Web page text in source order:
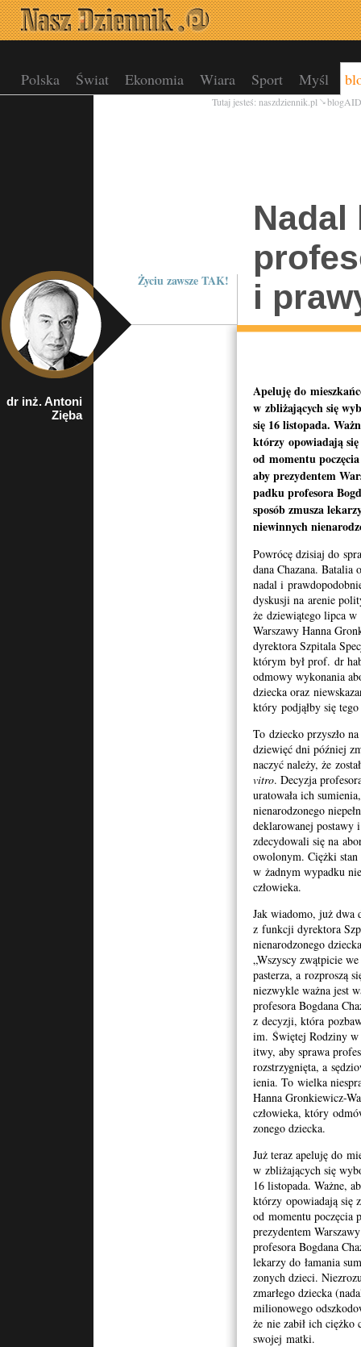
Polska Świat Ekonomia Wiara Sport Myśl
Tutaj jesteś: naszdziennik.pl blogAID
Życiu zawsze TAK!
i
dr inż. Antoni
Zięba
Apeluję do
w zbliża­ją­cych się
się 16 listopada.
którzy opowiadają się
od momentu
aby prezy­den­tem
padku pro­fe­sora
sposób zmusza
niewin­nych
Powrócę dzisiaj do
dana Chaz­ana.
nadal i
dyskusji na are­nie
że dziewiątego lipca w
Warszawy Hanna
dyrek­tora Szpi­tala
którym był prof. dr
odmowy wyko­na­nia
dziecka oraz
który pod­jąłby się
To dziecko przyszło
dziewięć dni później
naczyć należy, że
vitro. Decyzja
ura­towała ich
nien­ar­o­d­zonego
deklarowanej postawy
zde­cy­dowali się na
owolonym. Ciężki stan
w żadnym wypadku
człowieka.
Jak wiadomo, już dwa
z funkcji dyrek­tora
nien­ar­o­d­zonego
„Wszyscy zwąt­picie
pasterza, a rozproszą
niezwykle ważna jest
pro­fe­sora Bog­dana
z decyzji, która
im. Świętej Rodziny
itwy, aby sprawa
rozstrzyg­nięta, a
ienia. To wielka
Hanna Gronkiewicz-
człowieka, który
zonego dziecka.
Już teraz apeluję do
w zbliża­ją­cych się
16 listopada. Ważne,
którzy opowiadają się
od momentu poczę­cia
prezy­den­tem
pro­fe­sora Bog­dana
lekarzy do łama­nia
zonych dzieci.
zmarłego dziecka
mil­ionowego
że nie zabił ich ciężko
swo­jej matki.